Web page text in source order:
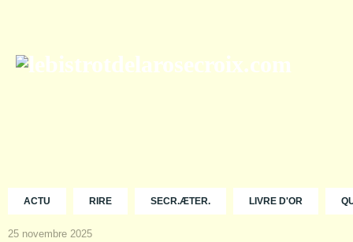
ACTU RIRE SECR.ÆTER. LIVRE D'OR
25 novembre 2025